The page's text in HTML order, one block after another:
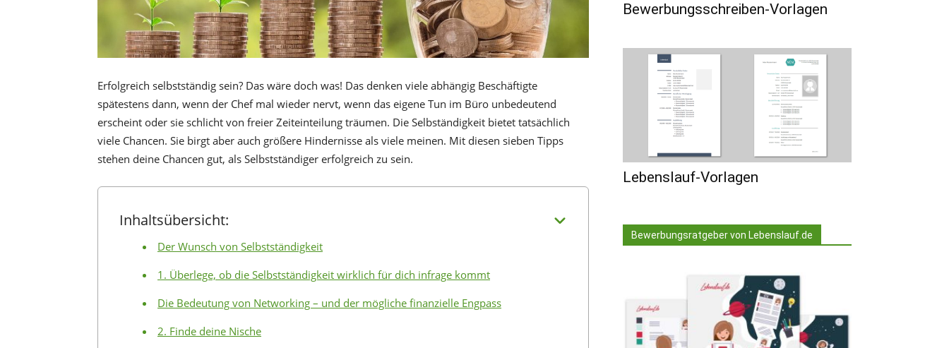
Erfolgreich selbstständig sein? Das wäre doch was! Das denken viele abhängig Beschäftigte
spätestens dann, wenn der Chef mal wieder nervt, wenn das eigene Tun im Büro unbedeutend
erscheint oder sie schlicht von freier Zeiteinteilung träumen. Die Selbständigkeit bietet tatsächlich
viele Chancen. Sie birgt aber auch größere Hindernisse als viele meinen. Mit diesen sieben Tipps
stehen deine Chancen gut, als Selbstständiger erfolgreich zu sein.
Inhaltsübersicht:
Der Wunsch von Selbstständigkeit
1. Überlege, ob die Selbstständigkeit wirklich für dich infrage kommt
Die Bedeutung von Networking – und der mögliche finanzielle Engpass
2. Finde deine Nische
Bewerbungsschreiben-Vorlagen
Lebenslauf-Vorlagen
Bewerbungsratgeber von Lebenslauf.de